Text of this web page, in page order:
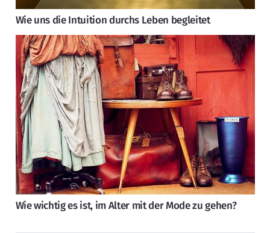
Wie uns die Intuition durchs Leben begleitet
Wie wichtig es ist, im Alter mit der Mode zu gehen?